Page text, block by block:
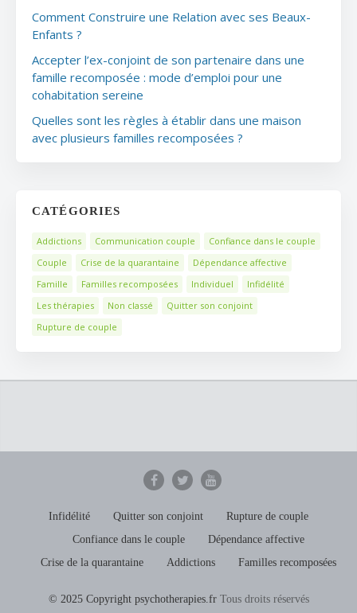
Comment Construire une Relation avec ses Beaux-
Enfants ?
Accepter l’ex-conjoint de son partenaire dans une
famille recomposée : mode d’emploi pour une
cohabitation sereine
Quelles sont les règles à établir dans une maison
avec plusieurs familles recomposées ?
CATÉGORIES
Addictions Communication couple
Confiance dans le couple
Couple
Crise de la quarantaine
Dépendance affective
Famille
Familles recomposées Individuel
Infidélité
Les thérapies
Non classé
Quitter son conjoint
Rupture de couple
Infidélité Quitter son conjoint
Rupture de couple
Confiance dans le couple
Dépendance affective
Crise de la quarantaine
Addictions Familles recomposées
© 2025 Copyright psychotherapies.frTous droits réservés